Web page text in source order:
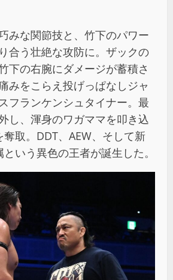
みな関節技と、竹下のパワー
合う壮絶な攻防に。ザックの
下の右腕にダメージが蓄積さ
みをこらえ投げっぱなしジャ
フランケンシュタイナー。最
し、渾身のワガママを叩き込
取。DDT、AEW、そして新
いう異色の王者が誕生した。